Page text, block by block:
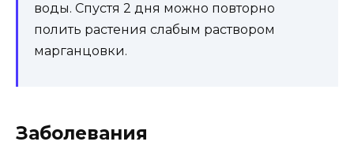
воды. Спустя 2 дня можно повторно
полить растения слабым раствором
марганцовки.
Заболевания